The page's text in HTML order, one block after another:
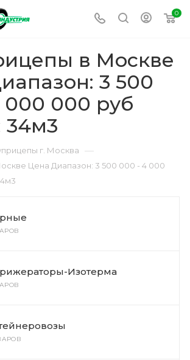
0
в Москве
3 500
000 руб
34м3
г. Москва —
Цена Диапазон: 3 500 000 - 4 000
Изотерма